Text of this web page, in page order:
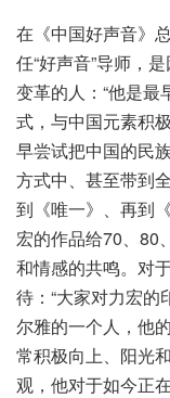
在《中国好声音》
任“好声音”导师，
变革的人：“他是
式，与中国元素积
早尝试把中国的民
方式中、甚至带到
到《唯一》、再到
宏的作品给70、80
和情感的共鸣。对
待：“大家对力宏
尔雅的一个人，他
常积极向上、阳光
观，他对于如今正